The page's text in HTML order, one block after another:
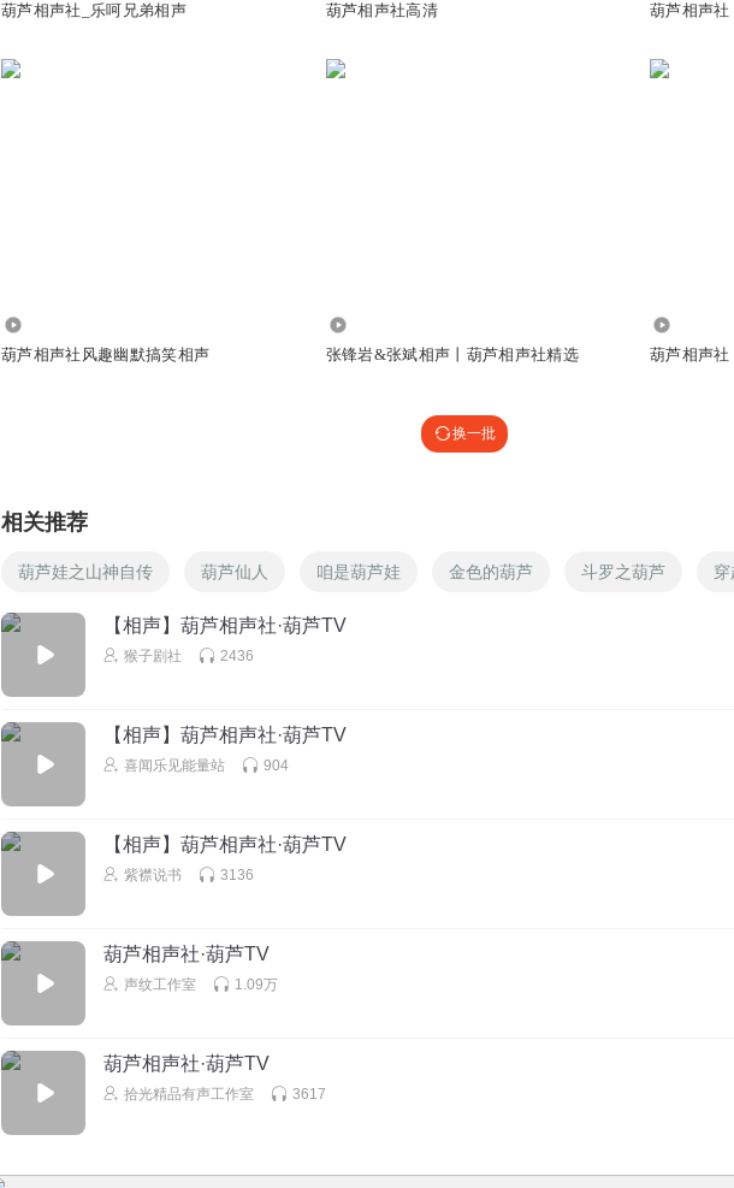
葫芦相声社_乐呵兄弟相声 葫芦相声社高清 葫芦相声
葫芦相声社风趣幽默搞笑相声 张锋岩&张斌相声丨葫芦相声社精选 葫芦相声
换一批
相关推荐
葫芦娃之山神自传 葫芦仙人 咱是葫芦娃 金色的葫芦 斗罗之葫芦
【相声】葫芦相声社·葫芦TV
猴子剧社 2436
【相声】葫芦相声社·葫芦TV
喜闻乐见能量站 904
【相声】葫芦相声社·葫芦TV
紫襟说书 3136
葫芦相声社·葫芦TV
声纹工作室 1.09万
葫芦相声社·葫芦TV
拾光精品有声工作室 3617